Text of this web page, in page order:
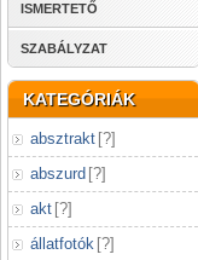
ISMERTETŐ
SZABÁLYZAT
KATEGÓRIÁK
absztrakt [?]
abszurd [?]
akt [?]
állatfotók [?]